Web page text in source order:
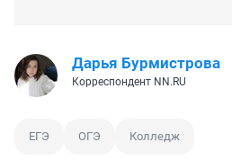
Дарья Бурмистрова
Корреспондент NN.RU
ЕГЭ ОГЭ Колледж